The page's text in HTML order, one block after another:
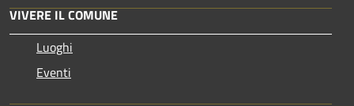
VIVERE IL COMUNE
Luoghi
Eventi